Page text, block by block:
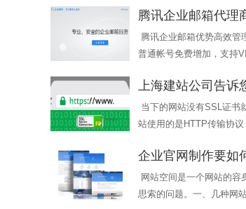
腾讯企业邮箱代理
腾讯企业邮箱优势高效管
普通帐号免费增加，支持
上海建站公司告
当下的网站没有SSL证书
站使用的是HTTP传输协议
企业官网制作要如
网站空间是一个网站的容
思索的问题。一、几种网